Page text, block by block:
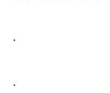
.
.